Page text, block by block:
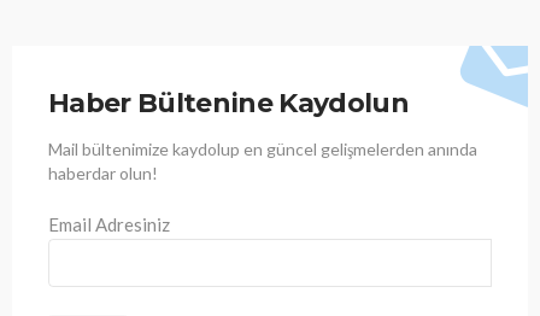
Haber Bültenine Kaydolun
Mail bültenimize kaydolup en güncel gelişmelerden anında
haberdar olun!
Email Adresiniz